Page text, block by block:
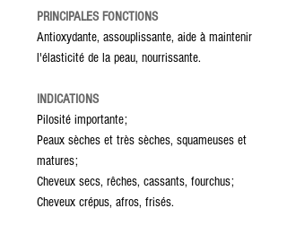
PRINCIPALES FONCTIONS
Antioxydante, assouplissante, aide à maintenir
l'élasticité de la peau, nourrissante.
INDICATIONS
Pilosité importante;
Peaux sèches et très sèches, squameuses et
matures;
Cheveux secs, rêches, cassants, fourchus;
Cheveux crépus, afros, frisés.